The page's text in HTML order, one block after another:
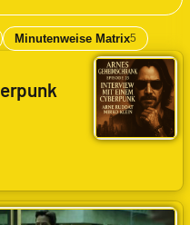
Minutenweise Matrix5